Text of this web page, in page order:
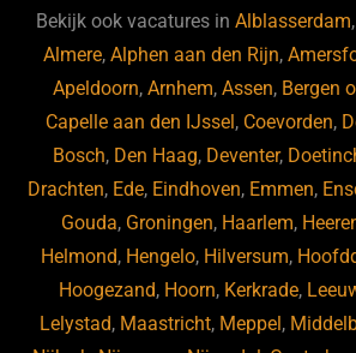
b
o
o
k
d
s
a
m
ky dI
n
Bekijk ook vacatures inAlblasserdam
Almere,Alphen aan den Rijn,
Apeldoorn,Arnhem,Assen, Bergen
Capelle aan den IJssel , Coevorden,
Bosch, Den Haag, Deventer,
Drachten, Ede, Eindhoven, Emmen,
Gouda, Groningen, Haarlem,
Helmond, Hengelo, Hilversum,
Hoogezand, Hoorn, Kerkrade,
Lelystad, Maastricht, Meppel ,